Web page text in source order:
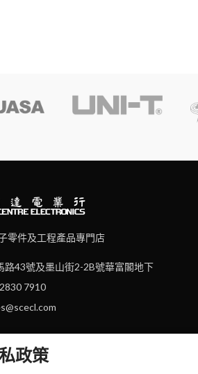
零件及工程產品專門店
路43號及墨山街2-2B號華富閣地下
7910
政策